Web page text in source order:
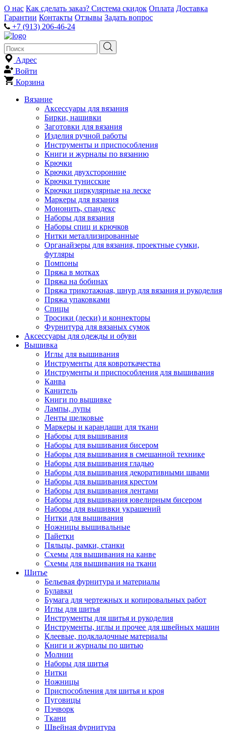
О нас Как сделать заказ? Система скидок Оплата Доставка
Гарантии Контакты Отзывы Задать вопрос
+7 (913) 206-46-24
Адрес
Войти
Корзина
Вязание
Аксессуары для вязания
Бирки, нашивки
Заготовки для вязания
Изделия ручной работы
Инструменты и приспособления
Книги и журналы по вязанию
Крючки
Крючки двухсторонние
Крючки тунисские
Крючки циркулярные на леске
Маркеры для вязания
Мононить, спандекс
Наборы для вязания
Наборы спиц и крючков
Нитки металлизированные
Органайзеры для вязания, проектные сумки,
футляры
Помпоны
Пряжа в мотках
Пряжа на бобинах
Пряжа трикотажная, шнур для вязания и рукоделия
Пряжа упаковками
Спицы
Тросики (лески) и коннекторы
Фурнитура для вязаных сумок
Аксессуары для одежды и обуви
Вышивка
Иглы для вышивания
Инструменты для ковроткачества
Инструменты и приспособления для вышивания
Канва
Канитель
Книги по вышивке
Лампы, лупы
Ленты шелковые
Маркеры и карандаши для ткани
Наборы для вышивания
Наборы для вышивания бисером
Наборы для вышивания в смешанной технике
Наборы для вышивания гладью
Наборы для вышивания декоративными швами
Наборы для вышивания крестом
Наборы для вышивания лентами
Наборы для вышивания ювелирным бисером
Наборы для вышивки украшений
Нитки для вышивания
Ножницы вышивальные
Пайетки
Пяльцы, рамки, станки
Схемы для вышивания на канве
Схемы для вышивания на ткани
Шитье
Бельевая фурнитура и материалы
Булавки
Бумага для чертежных и копировальных работ
Иглы для шитья
Инструменты для шитья и рукоделия
Инструменты, иглы и прочее для швейных машин
Клеевые, подкладочные материалы
Книги и журналы по шитью
Молнии
Наборы для шитья
Нитки
Ножницы
Приспособления для шитья и кроя
Пуговицы
Пэчворк
Ткани
Швейная фурнитура